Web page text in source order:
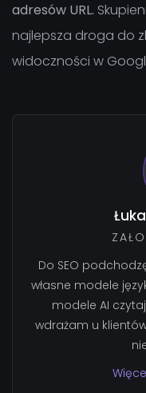
adresów URL.
najlepsza droga do
widoczności w
Do SEO
własne modele
modele AI
wdrażam u